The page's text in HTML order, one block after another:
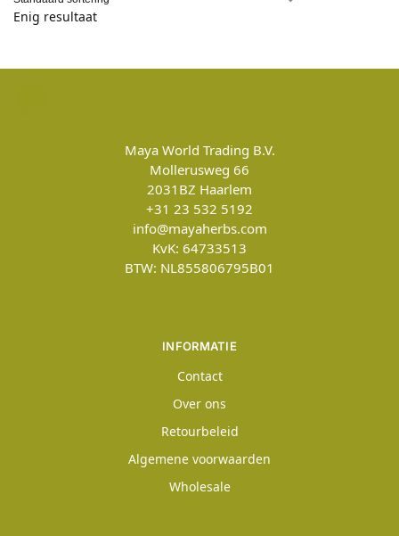
Enig resultaat
Maya World Trading B.V.
Mollerusweg 66
2031BZ Haarlem
+31 23 532 5192
info@mayaherbs.com
KvK: 64733513
BTW: NL855806795B01
INFORMATIE
Contact
Over ons
Retourbeleid
Algemene voorwaarden
Wholesale